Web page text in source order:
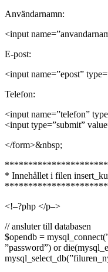
Användarnamn:
<input
E-post:
<input name=”epost”
Telefon:
<input name=”telefon”
<input type=”submit”
</form>&nbsp;
* Innehållet i filen
<!–?php </p–>
// ansluter till databasen
$opendb =
”password”) or